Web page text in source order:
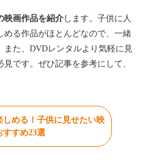
映画作品を紹介 します。子供に人
める作品がほとんどなので、一緒
また、DVDレンタルより気軽に見
です。ぜひ記事を参考にして、
める！子供に見せたい映
すすめ23選